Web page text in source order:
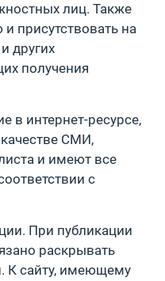
лиц. Также
присутствовать на
других
получения
в интернет-ресурсе,
СМИ,
и имеют все
с
При публикации
раскрывать
К сайту, имеющему